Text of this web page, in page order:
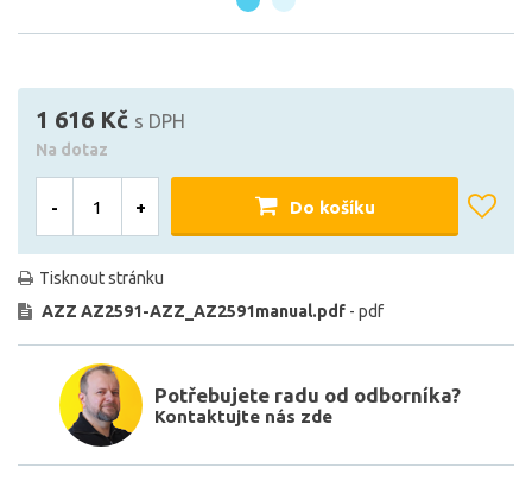
1 616 Kč s DPH
Na dotaz
- + Do košíku
Tisknout stránku
AZZ AZ2591-AZZ_AZ2591manual.pdf - pdf
Potřebujete radu od odborníka?
Kontaktujte nás zde